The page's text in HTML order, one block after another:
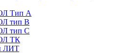
Тип А
тип В
тип C
ТК
ЛИТ